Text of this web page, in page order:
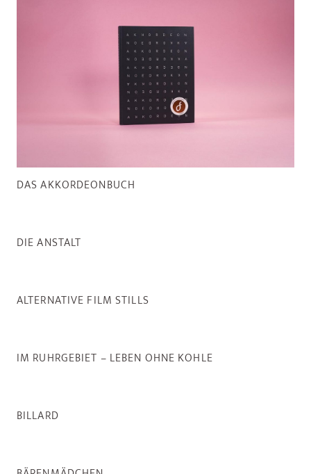
DAS AKKORDEONBUCH
DIE ANSTALT
ALTERNATIVE FILM STILLS
IM RUHRGEBIET – LEBEN OHNE KOHLE
BILLARD